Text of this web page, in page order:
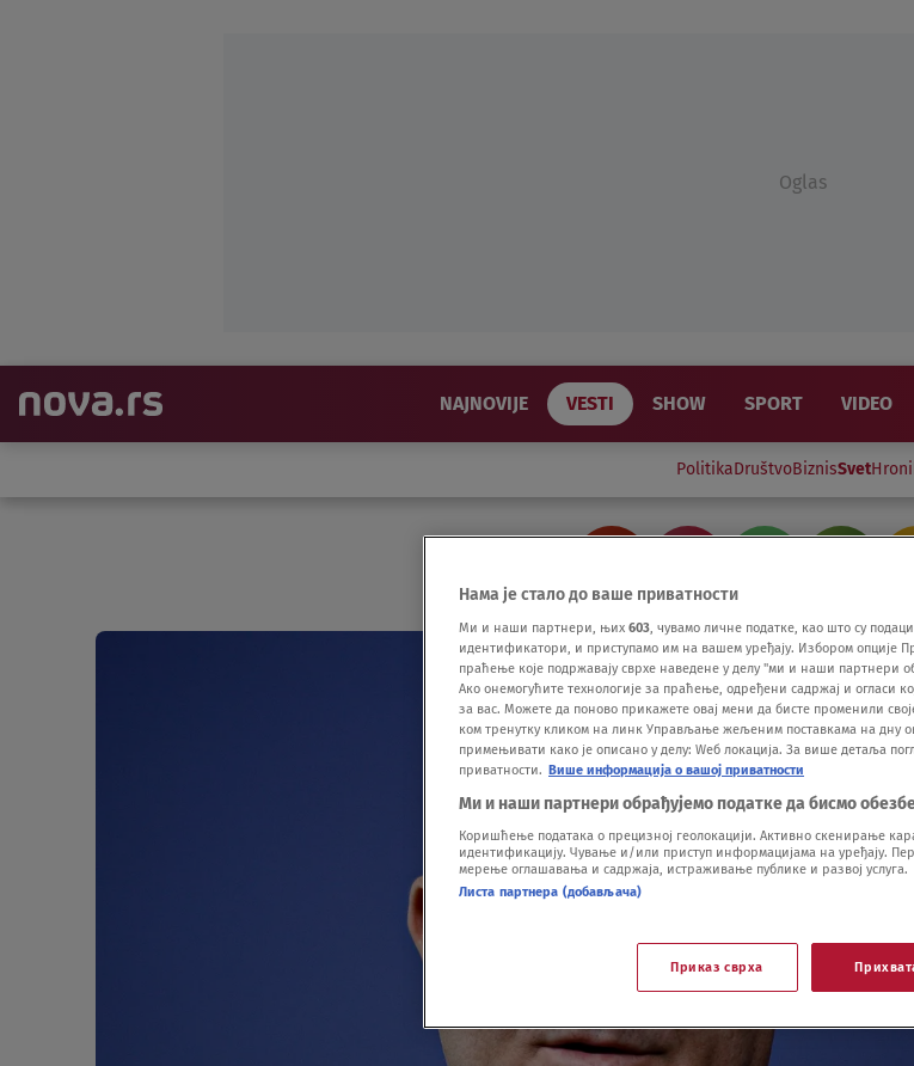
Oglas
NAJNOVIJE VESTI SHOW SPORT VIDEO
PolitikaDruštvoBiznisSvet
Нама је стало до ваше приватности
Ми и наши партнери, њих 603, чувамо личне податке, као што су
идентификатори, и приступамо им на вашем уређају. Избором опције
праћење које подржавају сврхе наведене у делу "ми и наши партнери
Ако онемогућите технологије за праћење, одређени садржај и огласи
за вас. Можете да поново прикажете овај мени да бисте променили
ком тренутку кликом на линк Управљање жељеним поставкама на дну
примењивати како је описано у делу: Wеб локација. За више детаља
приватности. Више информација о вашој приватности
Ми и наши партнери обрађујемо податке да бисмо
Коришћење података о прецизној геолокацији. Активно скенирање
идентификацију. Чување и/или приступ информацијама на уређају.
мерење оглашавања и садржаја, истраживање публике и развој услуга.
Листа партнера (добављача)
Приказ сврха